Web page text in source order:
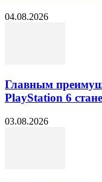
04.08.2026
Главным
PlayStation 6
03.08.2026